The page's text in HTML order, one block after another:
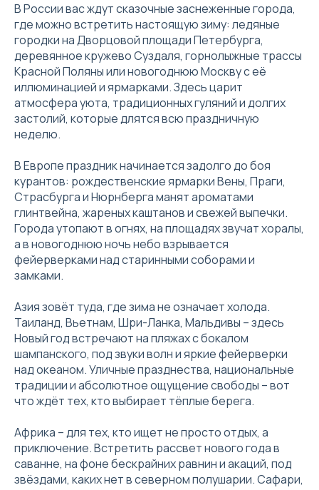
В России вас ждут сказочные заснеженные города,
где можно встретить настоящую зиму: ледяные
городки на Дворцовой площади Петербурга,
деревянное кружево Суздаля, горнолыжные трассы
Красной Поляны или новогоднюю Москву с её
иллюминацией и ярмарками. Здесь царит
атмосфера уюта, традиционных гуляний и долгих
застолий, которые длятся всю праздничную
неделю.
В Европе праздник начинается задолго до боя
курантов: рождественские ярмарки Вены, Праги,
Страсбурга и Нюрнберга манят ароматами
глинтвейна, жареных каштанов и свежей выпечки.
Города утопают в огнях, на площадях звучат хоралы,
а в новогоднюю ночь небо взрывается
фейерверками над старинными соборами и
замками.
Азия зовёт туда, где зима не означает холода.
Таиланд, Вьетнам, Шри-Ланка, Мальдивы – здесь
Новый год встречают на пляжах с бокалом
шампанского, под звуки волн и яркие фейерверки
над океаном. Уличные празднества, национальные
традиции и абсолютное ощущение свободы – вот
что ждёт тех, кто выбирает тёплые берега.
Африка – для тех, кто ищет не просто отдых, а
приключение. Встретить рассвет нового года в
саванне, на фоне бескрайних равнин и акаций, под
звёздами, каких нет в северном полушарии. Сафари,